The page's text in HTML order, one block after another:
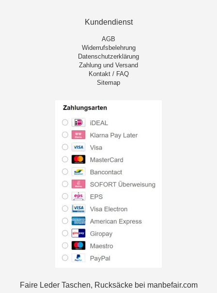
Kundendienst
AGB
Widerrufsbelehrung
Datenschutzerklärung
Zahlung und Versand
Kontakt / FAQ
Sitemap
Faire Leder Taschen, Rucksäcke bei manbefair.com